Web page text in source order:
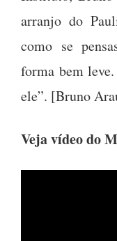
arranjo do
como se
forma bem
ele”. [Bruno
Veja vídeo do